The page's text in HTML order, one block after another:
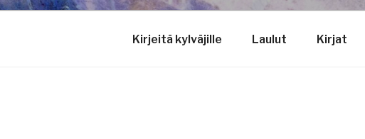
Kirjeitä kylväjille Laulut Kirjat